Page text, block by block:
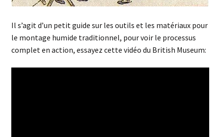
Il s’agit d’un petit guide sur les outils et les matériaux pour
le montage humide traditionnel, pour voir le processus
complet en action, essayez cette vidéo du British Museum: